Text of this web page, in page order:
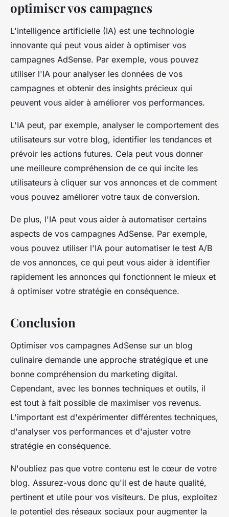
optimiser vos campagnes
L'intelligence artificielle (IA) est une technologie
innovante qui peut vous aider à optimiser vos
campagnes AdSense. Par exemple, vous pouvez
utiliser l'IA pour analyser les données de vos
campagnes et obtenir des insights précieux qui
peuvent vous aider à améliorer vos performances.
L'IA peut, par exemple, analyser le comportement des
utilisateurs sur votre blog, identifier les tendances et
prévoir les actions futures. Cela peut vous donner
une meilleure compréhension de ce qui incite les
utilisateurs à cliquer sur vos annonces et de comment
vous pouvez améliorer votre taux de conversion.
De plus, l'IA peut vous aider à automatiser certains
aspects de vos campagnes AdSense. Par exemple,
vous pouvez utiliser l'IA pour automatiser le test A/B
de vos annonces, ce qui peut vous aider à identifier
rapidement les annonces qui fonctionnent le mieux et
à optimiser votre stratégie en conséquence.
Conclusion
Optimiser vos campagnes AdSense sur un blog
culinaire demande une approche stratégique et une
bonne compréhension du marketing digital.
Cependant, avec les bonnes techniques et outils, il
est tout à fait possible de maximiser vos revenus.
L'important est d'expérimenter différentes techniques,
d'analyser vos performances et d'ajuster votre
stratégie en conséquence.
N'oubliez pas que votre contenu est le cœur de votre
blog. Assurez-vous donc qu'il est de haute qualité,
pertinent et utile pour vos visiteurs. De plus, exploitez
le potentiel des réseaux sociaux pour augmenter la